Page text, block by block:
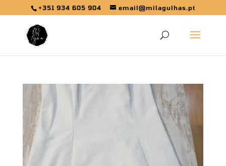
+351 934 605 904 email@milagulhas.pt